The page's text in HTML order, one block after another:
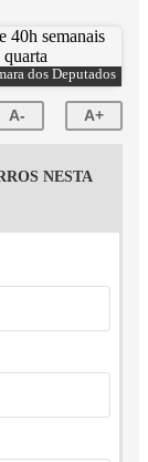
dos Deputados
A- A+
NESTA